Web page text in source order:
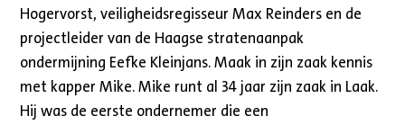
Hogervorst, veiligheidsregisseur Max Reinders en de
projectleider van de Haagse stratenaanpak
ondermijning Eefke Kleinjans. Maak in zijn zaak kennis
met kapper Mike. Mike runt al 34 jaar zijn zaak in Laak.
Hij was de eerste ondernemer die een